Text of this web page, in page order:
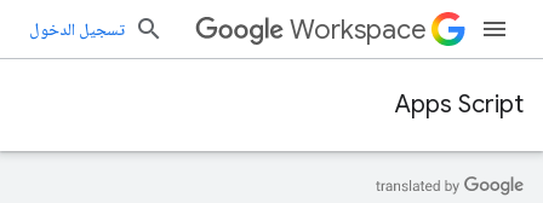
Workspace تسجيل الدخول
Apps Script